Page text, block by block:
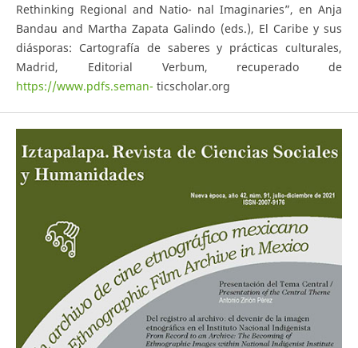
Rethinking Regional and Natio- nal Imaginaries”, en Anja
Bandau and Martha Zapata Galindo (eds.), El Caribe y sus
diásporas: Cartografía de saberes y prácticas culturales,
Madrid, Editorial Verbum, recuperado de
https://www.pdfs.seman- ticscholar.org